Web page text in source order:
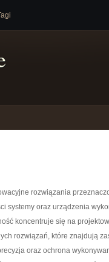
rozwiązania
systemy oraz urządzenia
koncentruje się na
rozwiązań, które znajdują
oraz ochrona